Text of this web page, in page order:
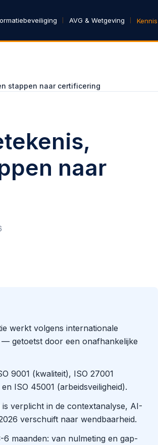
AVG & Wetgeving Kennis
stappen naar certificering
naar
werkt volgens internationale
getoetst door een onafhankelijke
9001 (kwaliteit), ISO 27001
ISO 45001 (arbeidsveiligheid).
verplicht in de contextanalyse, AI-
verschuift naar wendbaarheid.
maanden: van nulmeting en gap-